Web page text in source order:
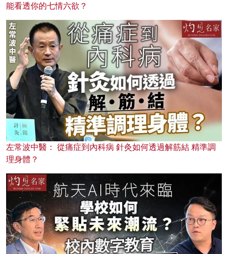
能看透你的七情六欲？
左常波中醫： 從痛症到內科病 針灸如何透過解筋結 精準調
理身體？